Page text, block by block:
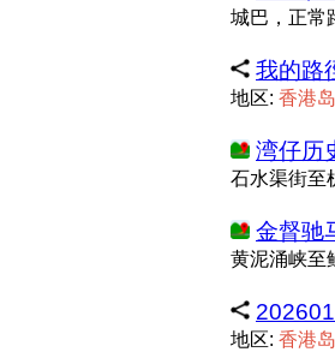
城巴，正常
我的路
地区: 香港岛
湾仔历
石水渠街至
金督驰
黄泥涌峡至
地区: 香港岛